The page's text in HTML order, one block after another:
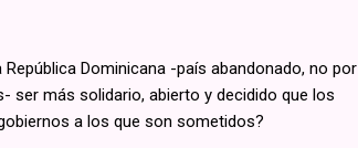
Dominicana -país abandonado, no por
ser más solidario, abierto y decidido que los
a los que son sometidos?